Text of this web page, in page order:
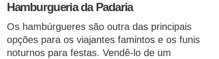
Hamburgueria da Padaria
Os hambúrgueres são outra das principais
opções para os viajantes famintos e os funis
noturnos para festas. Vendê-lo de um